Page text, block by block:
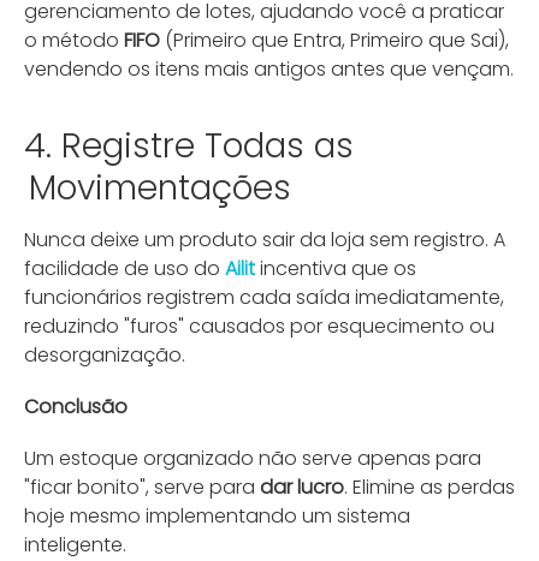
gerenciamento de lotes, ajudando você a praticar
o método FIFO (Primeiro que Entra, Primeiro que Sai),
vendendo os itens mais antigos antes que vençam.
4. Registre Todas as
Movimentações
Nunca deixe um produto sair da loja sem registro. A
facilidade de uso do Ailitincentiva que os
funcionários registrem cada saída imediatamente,
reduzindo "furos" causados por esquecimento ou
desorganização.
Conclusão
Um estoque organizado não serve apenas para
"ficar bonito", serve para dar lucro. Elimine as perdas
hoje mesmo implementando um sistema
inteligente.